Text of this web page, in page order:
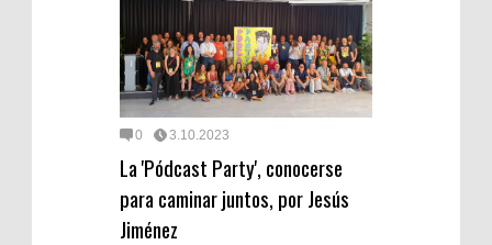
0 3.10.2023
La 'Pódcast Party', conocerse
para caminar juntos, por Jesús
Jiménez